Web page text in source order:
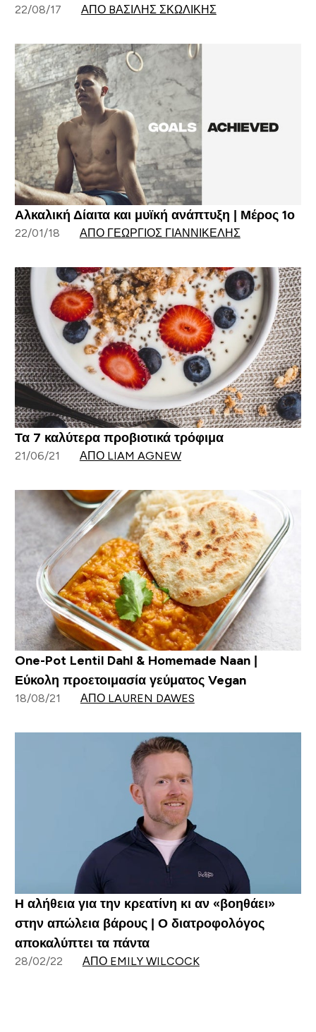
22/08/17 ΑΠΌ BΑΣΊΛΗΣ ΣΚΩΛΊΚΗΣ
Αλκαλική Δίαιτα και μυϊκή ανάπτυξη | Μέρος 1ο
22/01/18 ΑΠΌ ΓΕΏΡΓΙΟΣ ΓΙΑΝΝΙΚΈΛΗΣ
Τα 7 καλύτερα προβιοτικά τρόφιμα
21/06/21 ΑΠΌ LIAM AGNEW
One-Pot Lentil Dahl & Homemade Naan |
Εύκολη προετοιμασία γεύματος Vegan
18/08/21 ΑΠΌ LAUREN DAWES
Η αλήθεια για την κρεατίνη κι αν «βοηθάει»
στην απώλεια βάρους | Ο διατροφολόγος
αποκαλύπτει τα πάντα
28/02/22 ΑΠΌ EMILY WILCOCK